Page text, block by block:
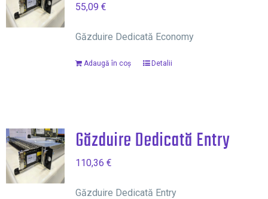
55,09 €
Găzduire Dedicată Economy
Adaugă în coș Detalii
Găzduire Dedicată Entry
110,36 €
Găzduire Dedicată Entry